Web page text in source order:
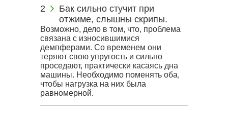
Бак сильно стучит при
отжиме, слышны скрипы.
Возможно, дело в том, что, проблема
связана с износившимися
демпферами. Со временем они
теряют свою упругость и сильно
проседают, практически касаясь дна
машины. Необходимо поменять оба,
чтобы нагрузка на них была
равномерной.